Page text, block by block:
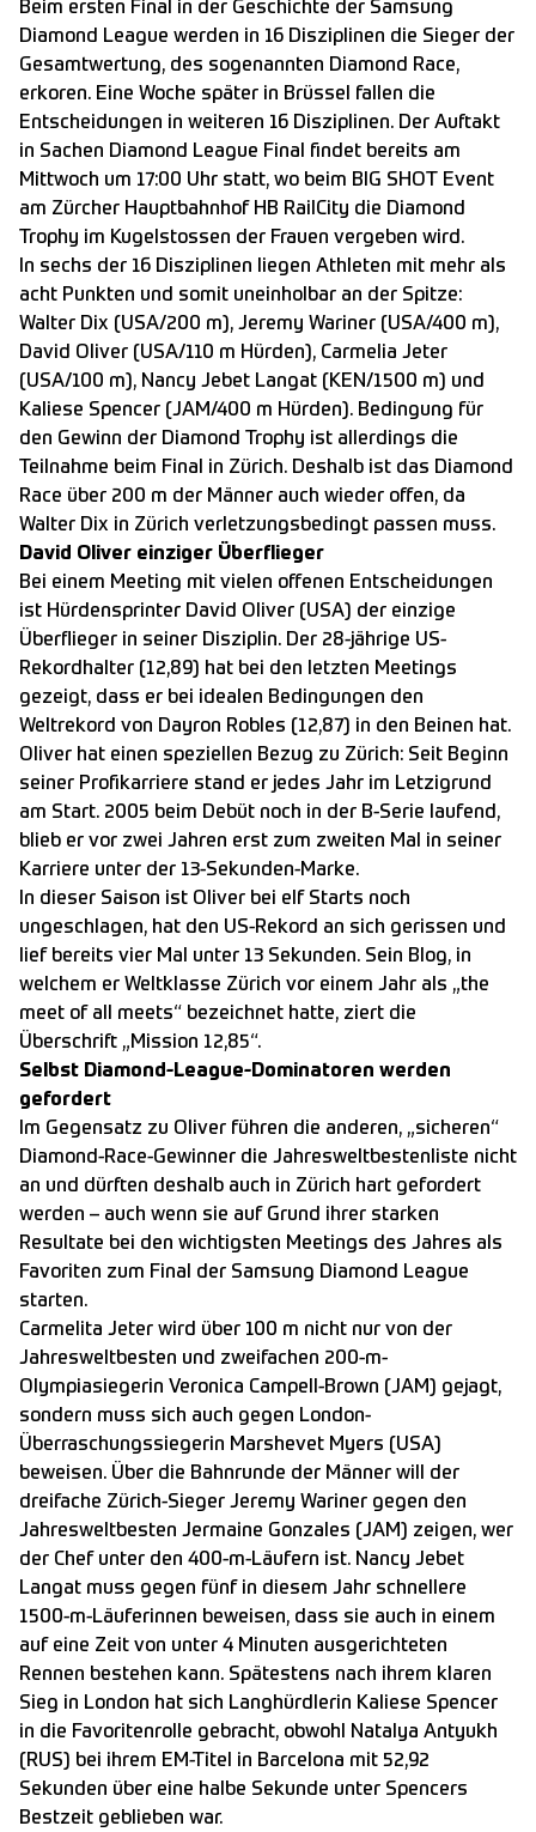
Beim ersten Final in der Geschichte der Samsung
Diamond League werden in 16 Disziplinen die Sieger der
Gesamtwertung, des sogenannten Diamond Race,
erkoren. Eine Woche später in Brüssel fallen die
Entscheidungen in weiteren 16 Disziplinen. Der Auftakt
in Sachen Diamond League Final findet bereits am
Mittwoch um 17:00 Uhr statt, wo beim BIG SHOT Event
am Zürcher Hauptbahnhof HB RailCity die Diamond
Trophy im Kugelstossen der Frauen vergeben wird.
In sechs der 16 Disziplinen liegen Athleten mit mehr als
acht Punkten und somit uneinholbar an der Spitze:
Walter Dix (USA/200 m), Jeremy Wariner (USA/400 m),
David Oliver (USA/110 m Hürden), Carmelia Jeter
(USA/100 m), Nancy Jebet Langat (KEN/1500 m) und
Kaliese Spencer (JAM/400 m Hürden). Bedingung für
den Gewinn der Diamond Trophy ist allerdings die
Teilnahme beim Final in Zürich. Deshalb ist das Diamond
Race über 200 m der Männer auch wieder offen, da
Walter Dix in Zürich verletzungsbedingt passen muss.
David Oliver einziger Überflieger
Bei einem Meeting mit vielen offenen Entscheidungen
ist Hürdensprinter David Oliver (USA) der einzige
Überflieger in seiner Disziplin. Der 28-jährige US-
Rekordhalter (12,89) hat bei den letzten Meetings
gezeigt, dass er bei idealen Bedingungen den
Weltrekord von Dayron Robles (12,87) in den Beinen hat.
Oliver hat einen speziellen Bezug zu Zürich: Seit Beginn
seiner Profikarriere stand er jedes Jahr im Letzigrund
am Start. 2005 beim Debüt noch in der B-Serie laufend,
blieb er vor zwei Jahren erst zum zweiten Mal in seiner
Karriere unter der 13-Sekunden-Marke.
In dieser Saison ist Oliver bei elf Starts noch
ungeschlagen, hat den US-Rekord an sich gerissen und
lief bereits vier Mal unter 13 Sekunden. Sein Blog, in
welchem er Weltklasse Zürich vor einem Jahr als „the
meet of all meets“ bezeichnet hatte, ziert die
Überschrift „Mission 12,85“.
Selbst Diamond-League-Dominatoren werden
gefordert
Im Gegensatz zu Oliver führen die anderen, „sicheren“
Diamond-Race-Gewinner die Jahresweltbestenliste nicht
an und dürften deshalb auch in Zürich hart gefordert
werden – auch wenn sie auf Grund ihrer starken
Resultate bei den wichtigsten Meetings des Jahres als
Favoriten zum Final der Samsung Diamond League
starten.
Carmelita Jeter wird über 100 m nicht nur von der
Jahresweltbesten und zweifachen 200-m-
Olympiasiegerin Veronica Campell-Brown (JAM) gejagt,
sondern muss sich auch gegen London-
Überraschungssiegerin Marshevet Myers (USA)
beweisen. Über die Bahnrunde der Männer will der
dreifache Zürich-Sieger Jeremy Wariner gegen den
Jahresweltbesten Jermaine Gonzales (JAM) zeigen, wer
der Chef unter den 400-m-Läufern ist. Nancy Jebet
Langat muss gegen fünf in diesem Jahr schnellere
1500-m-Läuferinnen beweisen, dass sie auch in einem
auf eine Zeit von unter 4 Minuten ausgerichteten
Rennen bestehen kann. Spätestens nach ihrem klaren
Sieg in London hat sich Langhürdlerin Kaliese Spencer
in die Favoritenrolle gebracht, obwohl Natalya Antyukh
(RUS) bei ihrem EM-Titel in Barcelona mit 52,92
Sekunden über eine halbe Sekunde unter Spencers
Bestzeit geblieben war.